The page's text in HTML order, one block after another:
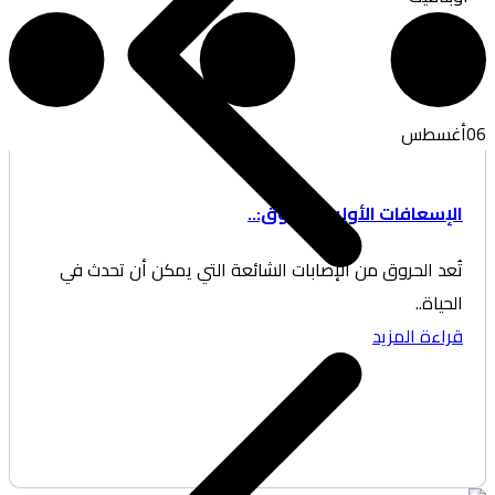
الأولية للحروق:..
الحروق من الإصابات الشائعة التي يمكن أن تحدث في
المزيد